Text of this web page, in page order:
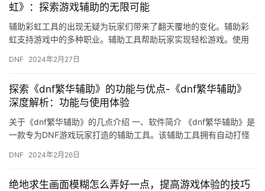
虹》：探索游戏辅助的无限可能
辅助彩虹工具的出现无疑为玩家们带来了翻天覆地的变化。辅助彩
虹支持游戏中的多种职业。辅助工具帮助玩家实现轻松游戏。使用
DNF 2024年2月27日
探索《dnf繁华辅助》的功能与优点-《dnf繁华辅助》
深度解析：功能与使用体验
关于《dnf繁华辅助》的几点介绍 一、软件简介 《dnf繁华辅助》是
一款专为DNF游戏玩家打造的辅助工具。该辅助工具拥有自动打怪
DNF 2024年2月26日
绝地求生画面模糊怎么弄好一点，提高游戏体验的技巧